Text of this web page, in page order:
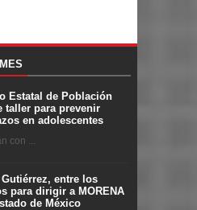
Estatal de Población
taller para prevenir
en adolescentes
con ...
entre los
para dirigir a MORENA
de México